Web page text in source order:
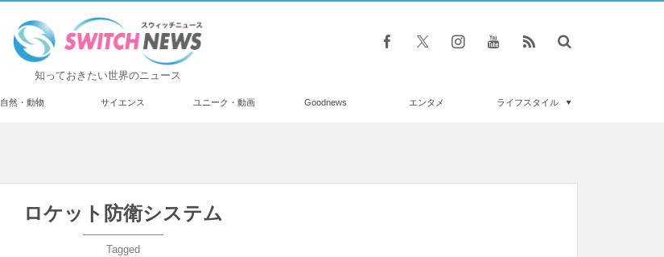
知っておきたい世界のニュース
自然・動物 サイエンス ユニーク・動画 Goodnews エンタメ ライフスタイル
ロケット防衛システム
Tagged